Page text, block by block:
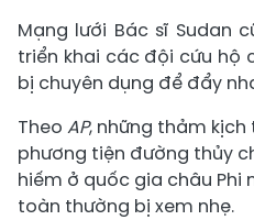
Mạng lưới Bác sĩ Sudan
triển khai các đội cứu hộ
bị chuyên dụng để đẩy
Theo AP, những thảm
phương tiện đường thủy
hiếm ở quốc gia châu Phi
toàn thường bị xem nhẹ.